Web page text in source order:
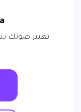
تغيير صوتك